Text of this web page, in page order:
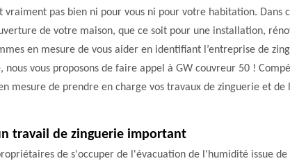
vraiment pas bien ni pour vous ni pour votre habitation. Dans
de votre maison, que ce soit pour une installation,
en mesure de vous aider en identifiant l’entreprise de
nous vous proposons de faire appel à GW couvreur 50 !
mesure de prendre en charge vos travaux de zinguerie et
travail de zinguerie important
de s'occuper de l'évacuation de l'humidité issue